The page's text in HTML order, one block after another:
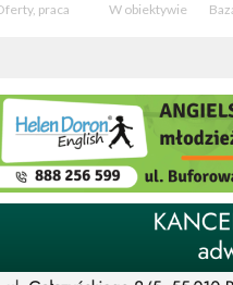
praca W obiektywie